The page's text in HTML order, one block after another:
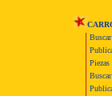
Piezas